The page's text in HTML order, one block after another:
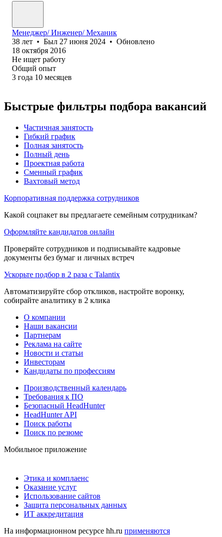
Менеджер/ Инженер/ Механик
38 лет • Был 27 июня 2024 • Обновлено
18 октября 2016
Не ищет работу
Общий опыт
3 года 10 месяцев
Быстрые фильтры подбора вакансий
Частичная занятость
Гибкий график
Полная занятость
Полный день
Проектная работа
Сменный график
Вахтовый метод
Корпоративная поддержка сотрудников
Какой соцпакет вы предлагаете семейным сотрудникам?
Оформляйте кандидатов онлайн
Проверяйте сотрудников и подписывайте кадровые
документы без бумаг и личных встреч
Ускорьте подбор в 2 раза с Talantix
Автоматизируйте сбор откликов, настройте воронку,
собирайте аналитику в 2 клика
О компании
Наши вакансии
Партнерам
Реклама на сайте
Новости и статьи
Инвесторам
Кандидаты по профессиям
Производственный календарь
Требования к ПО
Безопасный HeadHunter
HeadHunter API
Поиск работы
Поиск по резюме
Мобильное приложение
Этика и комплаенс
Оказание услуг
Использование сайтов
Защита персональных данных
ИТ аккредитация
На информационном ресурсе hh.ru применяются